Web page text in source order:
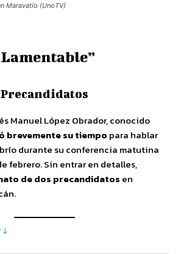
Maravatío (UnoTV)
Manuel López Obrador, conocido
brevemente su tiempo para hablar
durante su conferencia matutina
febrero. Sin entrar en detalles,
de dos precandidatos en